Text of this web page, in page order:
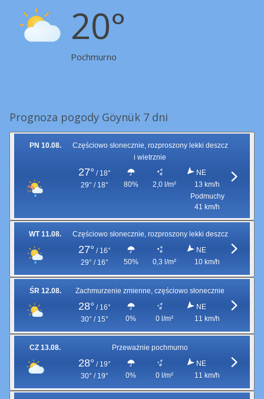
20°
Pochmurno
Prognoza pogody Göynük 7 dni
PN 10.08.
Częściowo słonecznie, rozproszony lekki deszcz
i wietrznie
27° / 18°
29° / 18°
80% 2,0 l/m²
NE
13 km/h
Podmuchy
41 km/h
WT 11.08. Częściowo słonecznie, rozproszony lekki deszcz
27° / 16°
29° / 16°
50% 0,3 l/m²
NE
10 km/h
ŚR 12.08. Zachmurzenie zmienne, częściowo słonecznie
28° / 16°
30° / 15°
0% 0 l/m²
NE
11 km/h
CZ 13.08. Przeważnie pochmurno
28° / 19°
30° / 19°
0% 0 l/m²
NE
11 km/h